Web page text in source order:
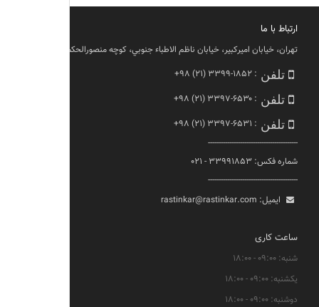
ارتباط با ما
تهران، خيابان اميركبير، خيابان ناظم الاطباء جنوبي، كوچه منصورالحكما، پلاك ١١
تلفن : +۹۸ (۲۱) ۳۳۹۹-۱۸۵۲
تلفن : +۹۸ (۲۱) ۳۳۹۷-۶۵۳۰
تلفن : +۹۸ (۲۱) ۳۳۹۷-۶۵۳۱
------------------------------------------
شماره فکس: ۳۳۹۹۱۸۵۳ - ۰۲۱
------------------------------------------
ایمیل: rastinkar@rastinkar.com
ساعت کاری
شنبه: ۰۹:۰۰ - ۱۸:۰۰
یکشنبه: ۰۹:۰۰ - ۱۸:۰۰
دوشنبه: ۰۹:۰۰ - ۱۸:۰۰